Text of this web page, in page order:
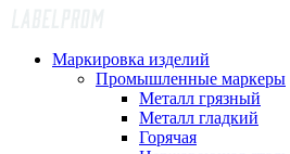
Маркировка изделий
Промышленные маркеры
Металл грязный
Металл гладкий
Горячая